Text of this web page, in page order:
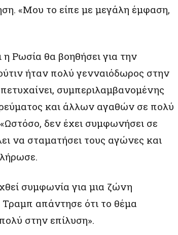
«Μου το είπε με μεγάλη έμφαση,
Ρωσία θα βοηθήσει για την
ήταν πολύ γενναιόδωρος στην
συμπεριλαμβανομένης
και άλλων αγαθών σε πολύ
δεν έχει συμφωνήσει σε
να σταματήσει τους αγώνες και
συμφωνία για μια ζώνη
απάντησε ότι το θέμα
στην επίλυση».